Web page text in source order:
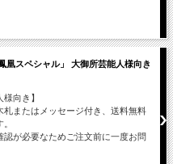
凰スペシャル」 大御所芸能人様向き
様向き】
札またはメッセージ付き、送料無料
認が必要なためご注文前に一度お問